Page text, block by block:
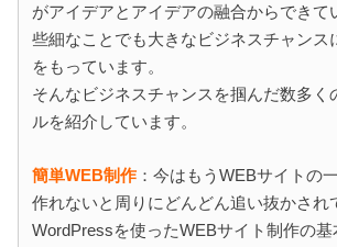
がアイデアとアイデアの融合からできて
些細なことでも大きなビジネスチャンス
をもっています。
そんなビジネスチャンスを掴んだ数多く
ルを紹介しています。
簡単WEB制作 ：今はもうWEBサイトの
作れないと周りにどんどん追い抜かされ
WordPressを使ったWEBサイト制作の